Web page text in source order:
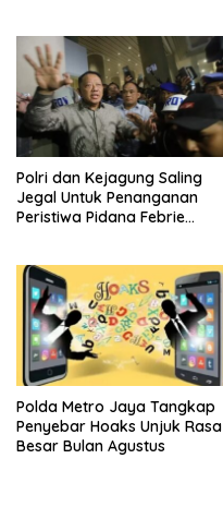
Polri dan Kejagung Saling
Jegal Untuk Penanganan
Peristiwa Pidana Febrie
Polda Metro Jaya Tangkap
Penyebar Hoaks Unjuk Rasa
Besar Bulan Agustus